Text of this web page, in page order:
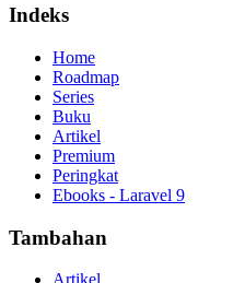
Indeks
Home
Roadmap
Series
Buku
Artikel
Premium
Peringkat
Ebooks - Laravel 9
Tambahan